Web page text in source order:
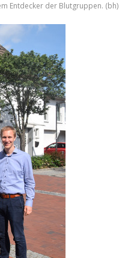
Entdecker der Blutgruppen. (bh)